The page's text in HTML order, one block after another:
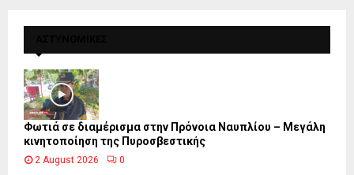
Φωτιά σε διαμέρισμα στην Πρόνοια Ναυπλίου – Μεγάλη
κινητοποίηση της Πυροσβεστικής
2 August 2026 0